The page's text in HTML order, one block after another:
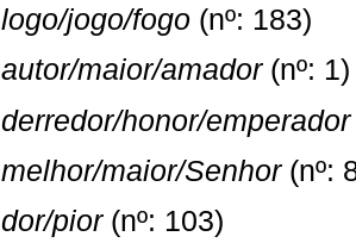
logo/jogo/fogo (nº: 183)
autor/maior/amador(nº: 1)
derredor/honor/emperador
melhor/maior/Senhor(nº:
dor/pior(nº: 103)